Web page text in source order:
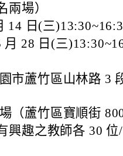
兩場）
14 日(三
28 日(三
市蘆竹區山林路 3
（蘆竹區寶順街 800
興趣之教師各 30 位/
d/